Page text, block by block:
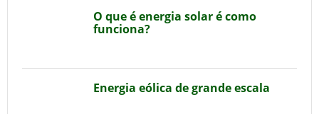
O que é energia solar é como
funciona?
Energia eólica de grande escala